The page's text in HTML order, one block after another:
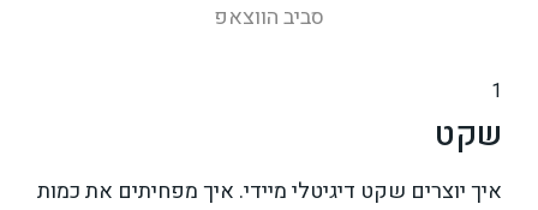
סביב הווצאפ
1
שקט
איך יוצרים שקט דיגיטלי מיידי. איך מפחיתים את כמות